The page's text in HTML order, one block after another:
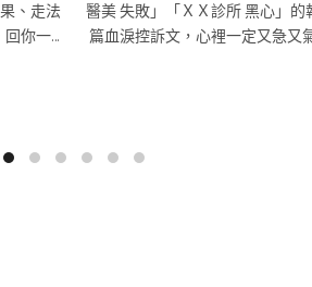
、走法
回你一
醫美 失敗」「ＸＸ診所 黑心」
篇血淚控訴文，心裡一定又急又
操作方法。 這篇文章就是要跟你說，怎麼用扎扎實實的內容策略與